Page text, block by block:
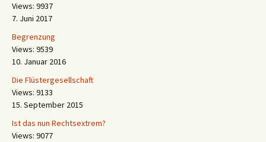
Views: 9937
7. Juni 2017
Begrenzung
Views: 9539
10. Januar 2016
Die Flüstergesellschaft
Views: 9133
15. September 2015
Ist das nun Rechtsextrem?
Views: 9077